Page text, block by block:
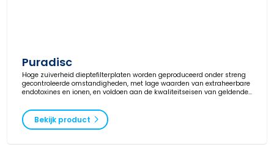
Puradisc
Hoge zuiverheid dieptefilterplaten worden geproduceerd onder streng
gecontroleerde omstandigheden, met lage waarden van extraheerbare
endotoxines en ionen, en voldoen aan de kwaliteitseisen van geldende
Bekijk product